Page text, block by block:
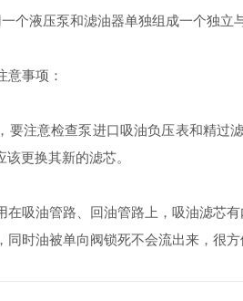
液压泵和滤油器单独组成一个独立
事项：
注意检查泵进口吸油负压表和精过滤
更换其新的滤芯。
油管路、回油管路上，吸油滤芯有
同时油被单向阀锁死不会流出来，很